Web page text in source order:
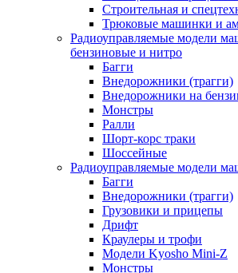
Строительная и
Трюковые машинки и
Радиоуправляемые модели
бензиновые и нитро
Багги
Внедорожники (трагги)
Внедорожники на
Монстры
Ралли
Шорт-корс траки
Шоссейные
Радиоуправляемые модели
Багги
Внедорожники (трагги)
Грузовики и прицепы
Дрифт
Краулеры и трофи
Модели Kyosho Mini-Z
Монстры